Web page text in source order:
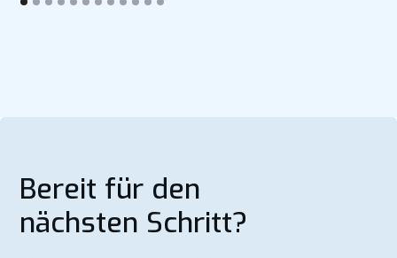
Bereit für den
nächsten Schritt?